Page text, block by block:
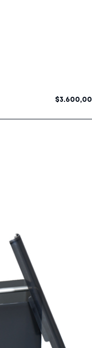
$3.600,00